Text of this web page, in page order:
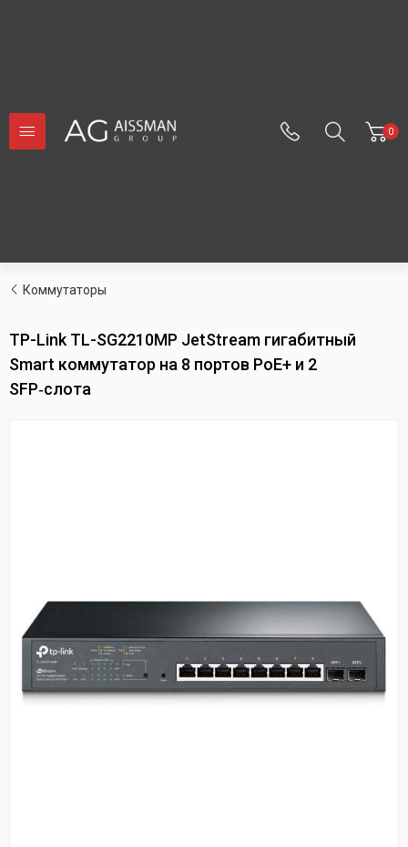
0
Коммутаторы
TP-Link TL-SG2210MP JetStream гигабитный
Smart коммутатор на 8 портов PoE+ и 2
SFP‑слота